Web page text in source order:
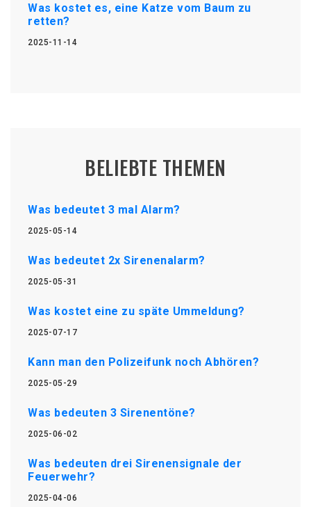
Was kostet es, eine Katze vom Baum zu
retten?
2025-11-14
BELIEBTE THEMEN
Was bedeutet 3 mal Alarm?
2025-05-14
Was bedeutet 2x Sirenenalarm?
2025-05-31
Was kostet eine zu späte Ummeldung?
2025-07-17
Kann man den Polizeifunk noch Abhören?
2025-05-29
Was bedeuten 3 Sirenentöne?
2025-06-02
Was bedeuten drei Sirenensignale der
Feuerwehr?
2025-04-06